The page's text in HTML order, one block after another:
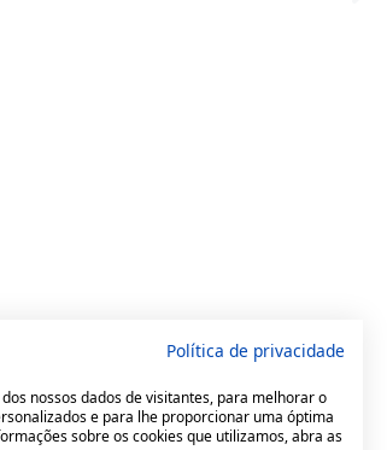
Política de privacidade
nossos dados de visitantes, para melhorar o
e para lhe proporcionar uma óptima
sobre os cookies que utilizamos, abra as